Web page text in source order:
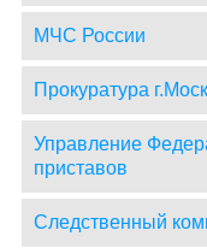
МЧС России
Прокуратура
Управление
приставов
Следственный